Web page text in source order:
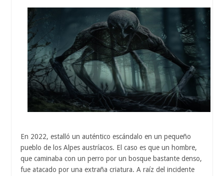
En 2022, estalló un auténtico escándalo en un pequeño
pueblo de los Alpes austríacos. El caso es que un hombre,
que caminaba con un perro por un bosque bastante denso,
fue atacado por una extraña criatura. A raíz del incidente